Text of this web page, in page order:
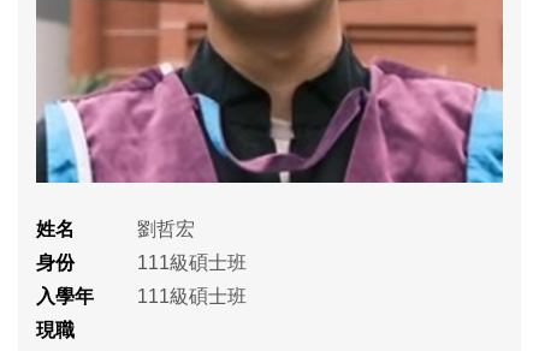
姓名
劉哲宏
身份
111級碩士班
入學年
111級碩士班
現職